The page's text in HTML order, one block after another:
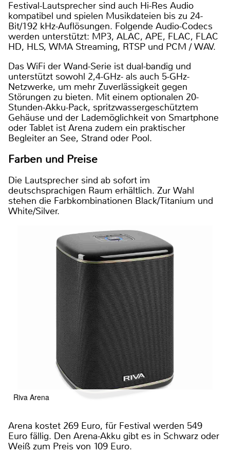
Festival-Lautsprecher sind auch Hi-Res Audio
kompatibel und spielen Musikdateien bis zu 24-
Bit/192 kHz-Auflösungen. Folgende Audio-Codecs
werden unterstützt: MP3, ALAC, APE, FLAC, FLAC
HD, HLS, WMA Streaming, RTSP und PCM / WAV.
Das WiFi der Wand-Serie ist dual-bandig und
unterstützt sowohl 2,4-GHz- als auch 5-GHz-
Netzwerke, um mehr Zuverlässigkeit gegen
Störungen zu bieten. Mit einem optionalen 20-
Stunden-Akku-Pack, spritzwassergeschütztem
Gehäuse und der Lademöglichkeit von Smartphone
oder Tablet ist Arena zudem ein praktischer
Begleiter an See, Strand oder Pool.
Farben und Preise
Die Lautsprecher sind ab sofort im
deutschsprachigen Raum erhältlich. Zur Wahl
stehen die Farbkombinationen Black/Titanium und
White/Silver.
Riva Arena
Arena kostet 269 Euro, für Festival werden 549
Euro fällig. Den Arena-Akku gibt es in Schwarz oder
Weiß zum Preis von 109 Euro.